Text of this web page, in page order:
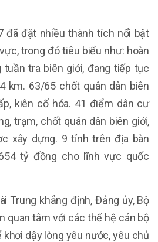
đã đặt nhiều thành tích nổi bật
trong đó tiêu biểu như: hoàn
tra biên giới, đang tiếp tục
km. 63/65 chốt quân dân biên
kiên cố hóa. 41 điểm dân cư
trạm, chốt quân dân biên giới,
xây dựng. 9 tỉnh trên địa bàn
tỷ đồng cho lĩnh vực quốc
Trung khẳng định, Đảng ủy, Bộ
quan tâm với các thế hệ cán bộ
dậy lòng yêu nước, yêu chủ